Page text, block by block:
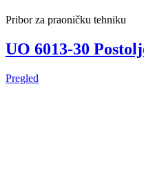
Pribor za praoničku tehniku
UO 6013-30
Pregled